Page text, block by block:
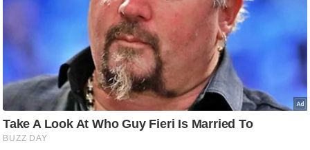
श
घ
रे
लू
नु